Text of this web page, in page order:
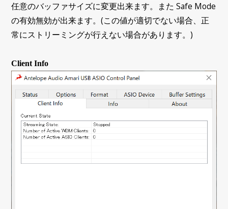
任意のバッファサイズに変更出来ます。また Safe Mode
の有効無効が出来ます。(この値が適切でない場合、正
常にストリーミングが行えない場合があります。)
Client Info